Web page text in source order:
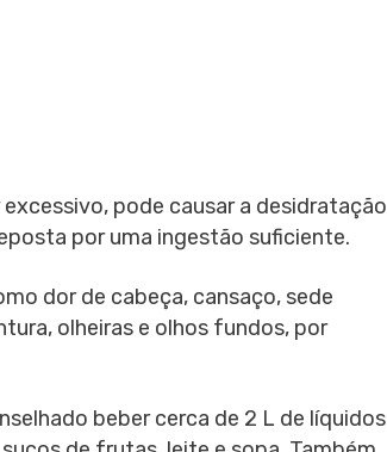
pode causar a desidratação
por uma ingestão suficiente.
dor de cabeça, cansaço, sede
olheiras e olhos fundos, por
beber cerca de 2 L de líquidos